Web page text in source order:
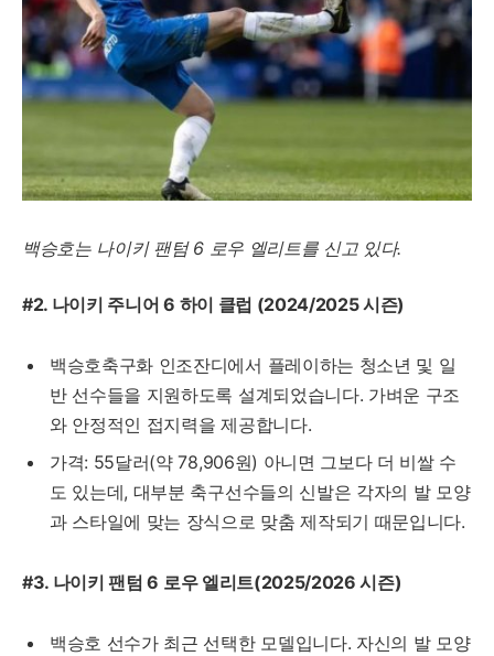
백승호는 나이키 팬텀 6 로우 엘리트를 신고 있다.
#2. 나이키 주니어 6 하이 클럽 (2024/2025 시즌)
백승호축구화 인조잔디에서 플레이하는 청소년 및 일
반 선수들을 지원하도록 설계되었습니다. 가벼운 구조
와 안정적인 접지력을 제공합니다.
가격: 55달러(약 78,906원) 아니면 그보다 더 비쌀 수
도 있는데, 대부분 축구선수들의 신발은 각자의 발 모양
과 스타일에 맞는 장식으로 맞춤 제작되기 때문입니다.
#3. 나이키 팬텀 6 로우 엘리트(2025/2026 시즌)
백승호 선수가 최근 선택한 모델입니다. 자신의 발 모양